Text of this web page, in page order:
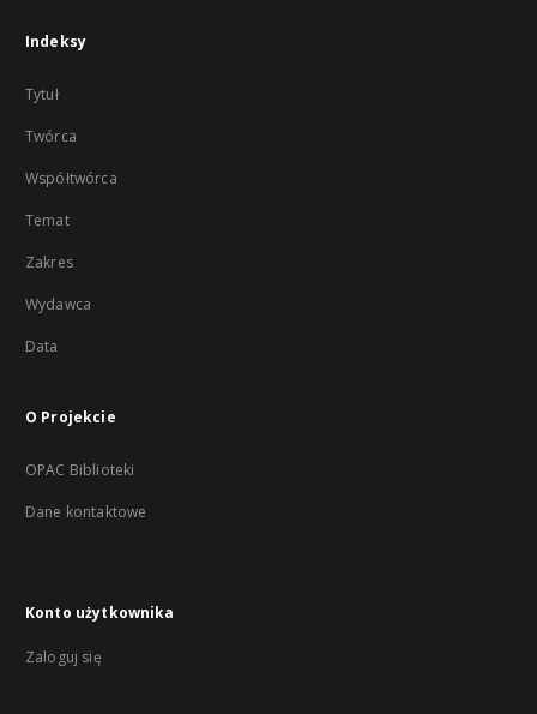
Indeksy
Tytuł
Twórca
Współtwórca
Temat
Zakres
Wydawca
Data
O Projekcie
OPAC Biblioteki
Dane kontaktowe
Konto użytkownika
Zaloguj się